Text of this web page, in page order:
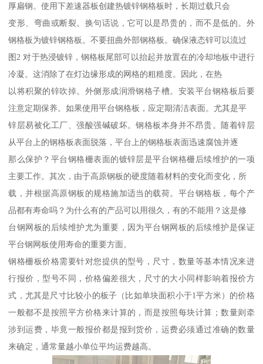
厚扁钢。使用下差速器板创建热镀锌钢格板时，长期过载只会
变形、弯曲或断裂。换句话说，它可以是昂贵的，而不是低的。外
钢格板为镀锌钢格板。不要扭曲外部钢格板。确保液态锌可以流过
图2 对于热浸镀锌，钢格板尾部可以抬起并放置在的冷却地板中进行
冷凝。这消除了在灯边缘形成的网格的粗糙度。因此，在热
以将积聚的锌吹掉。外侧形成润滑钢格子槽。安装平台钢格板后要
注意定期保养。如果使用平台钢格板，应定期清洁表面。尤其是平
锌层易被化工厂、强酸强碱破坏。钢格板本身并不昂贵。随着锌层
从平台上的钢格板表面脱落，平台上的钢格板表面迅速腐蚀并逐
那么保护？平台钢格栅表面的镀锌层是平台钢格栅后续维护的一项
主要工作。其次，由于高原钢板的硬度随着材料的变化而变化，所
载，并根据高原钢板的规格施加适当的载荷。平台钢格板，每个产
品都有寿命吗？为什么有的产品可以用很久，有的不能用？这是修
台钢网板的后续维护尤为重要，因为平台钢网板的后续维护是保证
平台钢网板使用寿命的重要方面。
钢格栅板价格需要针对您提供的型号，尺寸，数量等基本情况来进
行报价，型号不同，价格偏差很大，尺寸的大小同样影响着报价方
式，尤其是尺寸比较小的板子（比如单块面积小于1平方米）的价格
一般都不是按照平方价格来计算的，而是按照每块计算；数量则牵
涉到运费，毕竟一般报价都是报到货价，运费必须通过准确的数量
来确定，通常量越小单位平均运费越高。